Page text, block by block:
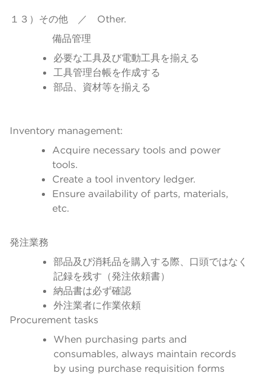
１３）その他 ／ Other.
備品管理
必要な工具及び電動工具を揃える
工具管理台帳を作成する
部品、資材等を揃える
Inventory management:
Acquire necessary tools and power
tools.
Create a tool inventory ledger.
Ensure availability of parts, materials,
etc.
発注業務
部品及び消耗品を購入する際、口頭ではなく
記録を残す（発注依頼書）
納品書は必ず確認
外注業者に作業依頼
Procurement tasks
When purchasing parts and
consumables, always maintain records
by using purchase requisition forms